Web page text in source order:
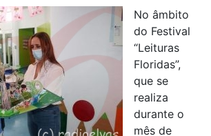
No âmbito
do Festival
“Leituras
Floridas”,
que se
realiza
durante o
mês de